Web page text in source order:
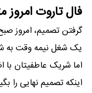
فال تاروت امروز
گرفتن تصمیم، امروز
یک شغل نیمه وقت به
اما شریک عاطفیتان با
اینکه تصمیم نهایی را